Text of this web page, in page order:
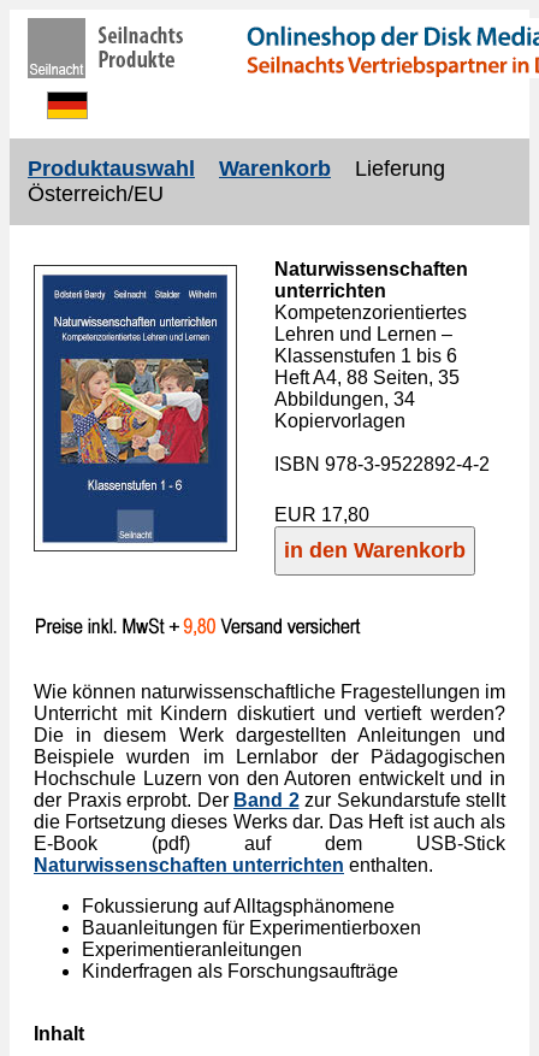
Produktauswahl Warenkorb Lieferung
Österreich/EU
Naturwissenschaften
unterrichten
Kompetenzorientiertes
Lehren und Lernen –
Klassenstufen 1 bis 6
Heft A4, 88 Seiten, 35
Abbildungen, 34
Kopiervorlagen
ISBN 978-3-9522892-4-2
EUR 17,80
Wie können naturwissenschaftliche Fragestellungen im
Unterricht mit Kindern diskutiert und vertieft werden?
Die in diesem Werk dargestellten Anleitungen und
Beispiele wurden im Lernlabor der Pädagogischen
Hochschule Luzern von den Autoren entwickelt und in
der Praxis erprobt. Der Band 2zur Sekundarstufe stellt
die Fortsetzung dieses Werks dar. Das Heft ist auch als
E-Book (pdf) auf dem USB-Stick
Naturwissenschaften unterrichten enthalten.
Fokussierung auf Alltagsphänomene
Bauanleitungen für Experimentierboxen
Experimentieranleitungen
Kinderfragen als Forschungsaufträge
Inhalt